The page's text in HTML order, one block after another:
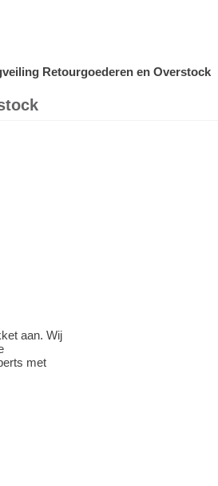
Retourgoederen en Overstock
aan. Wij
met